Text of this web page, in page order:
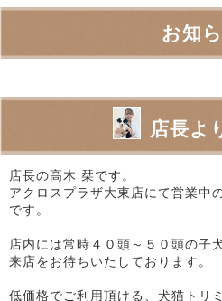
お知
店長よ
店長の高木 栞です。
アクロスプラザ大東店にて営業中
です。
店内には常時４０頭～５０頭の子
来店をお待ちいたしております。
低価格でご利用頂ける、犬猫トリ